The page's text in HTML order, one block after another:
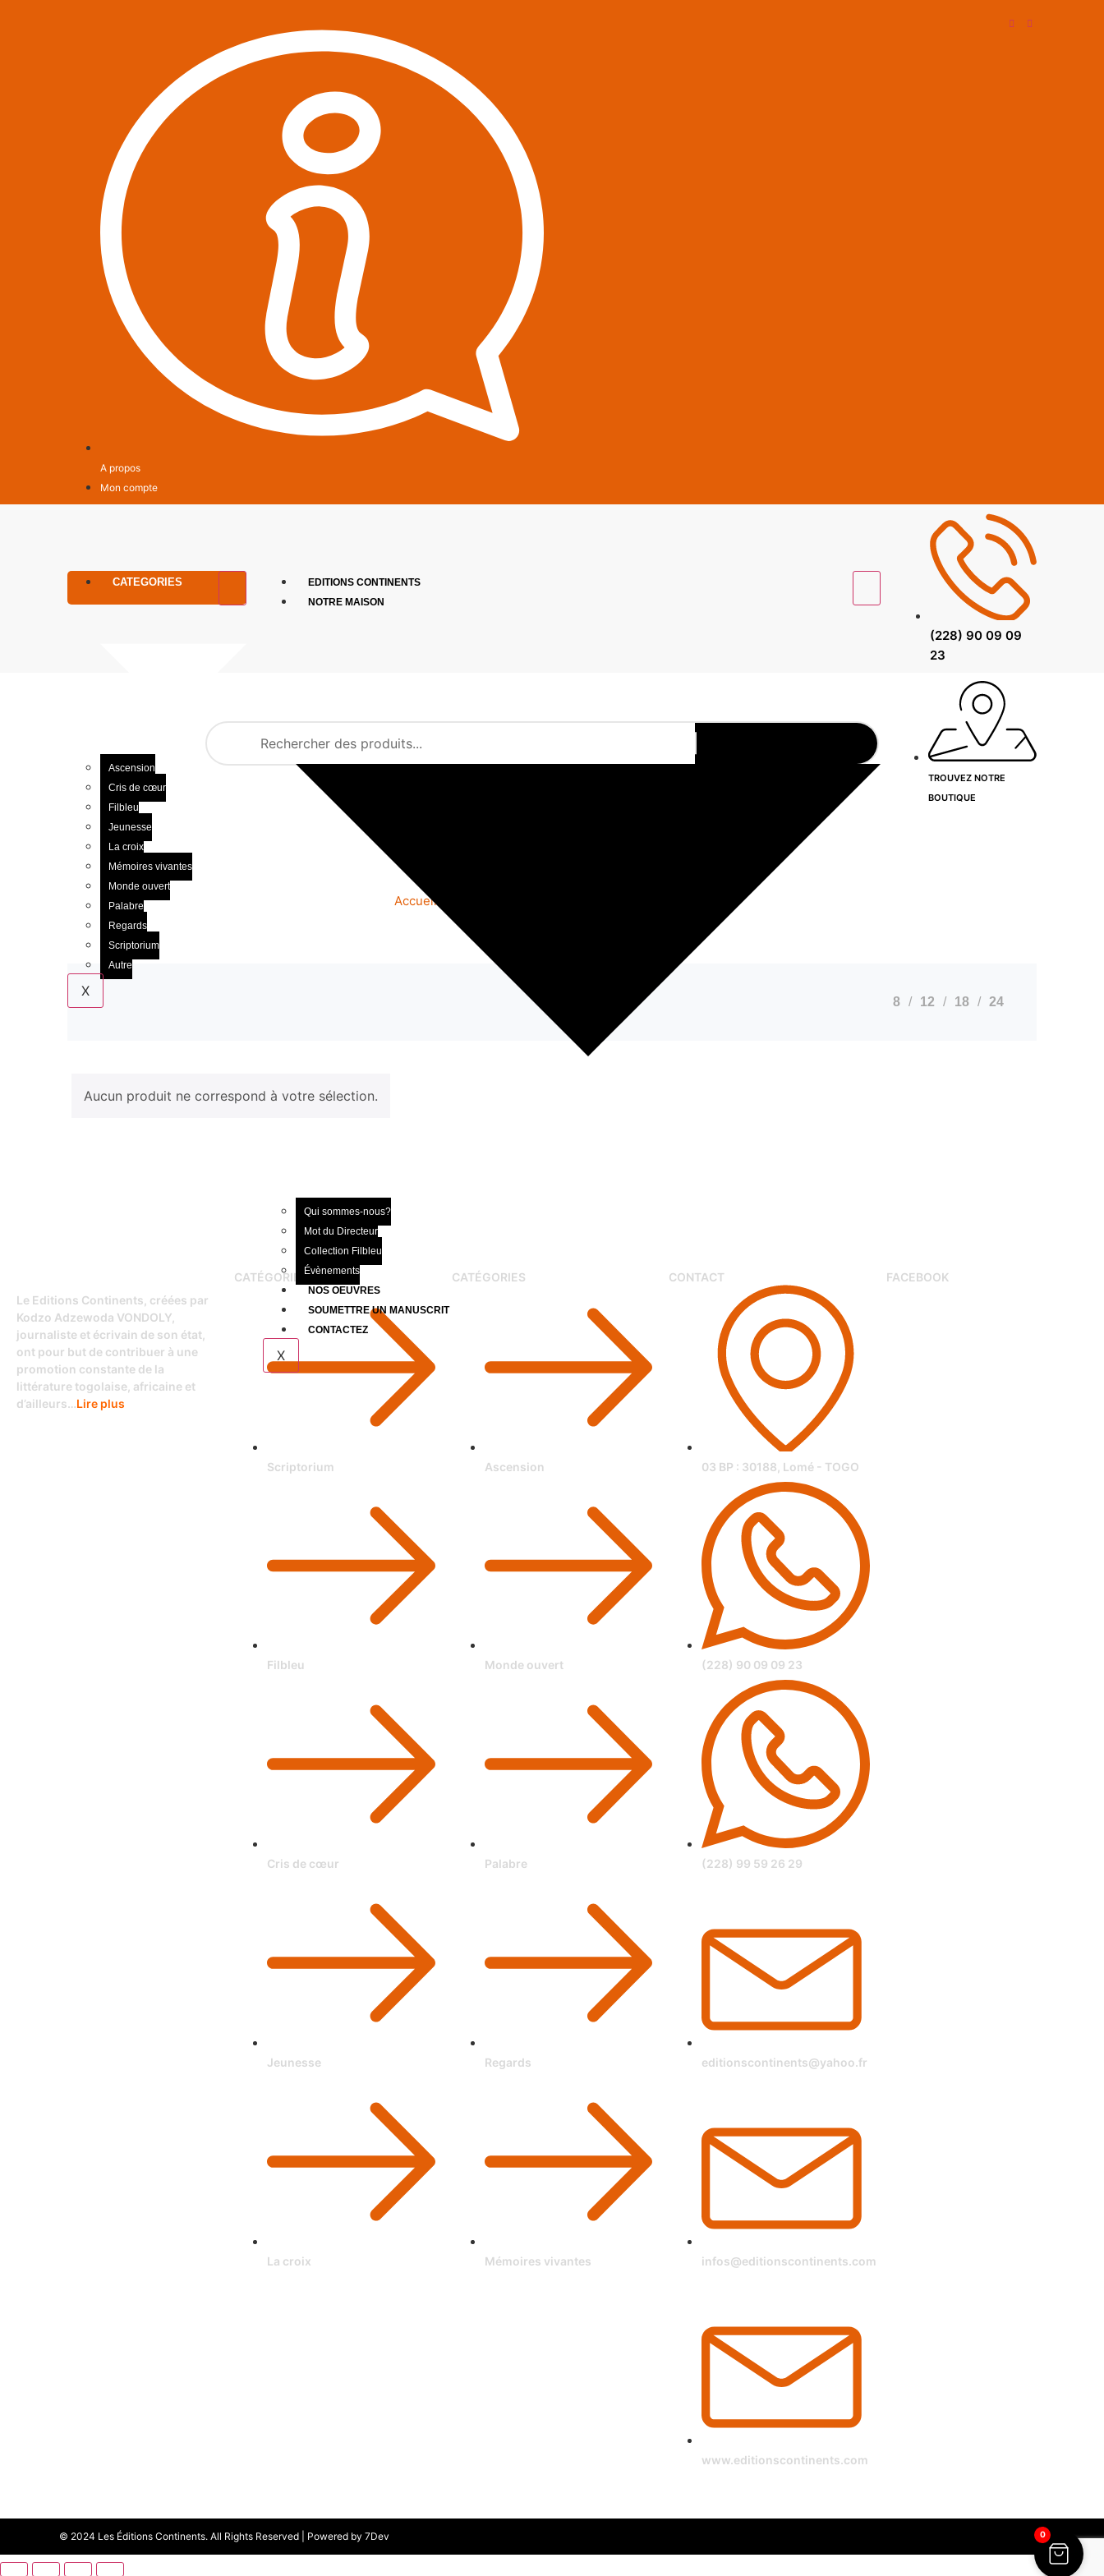
A propos
Mon compte
CATEGORIES
Ascension
Cris de cœur
Filbleu
Jeunesse
La croix
Mémoires vivantes
Monde ouvert
Palabre
Regards
Scriptorium
Autre
X
EDITIONS CONTINENTS
NOTRE MAISON
Qui sommes-nous?
Mot du Directeur
Collection Filbleu
Évènements
NOS OEUVRES
SOUMETTRE UN MANUSCRIT
CONTACTEZ
X
(228) 90 09 09
23
TROUVEZ NOTRE
BOUTIQUE
CATÉGORIE LIVRES
Accueil
8 12 18 24
Aucun produit ne correspond à votre sélection.
Le Editions Continents, créées par
Kodzo Adzewoda VONDOLY,
journaliste et écrivain de son état,
ont pour but de contribuer à une
promotion constante de la
littérature togolaise, africaine et
d’ailleurs…Lire plus
CATÉGORIES
Scriptorium
Filbleu
Cris de cœur
Jeunesse
La croix
CATÉGORIES
Ascension
Monde ouvert
Palabre
Regards
Mémoires vivantes
CONTACT
03 BP : 30188, Lomé - TOGO
(228) 90 09 09 23
(228) 99 59 26 29
editionscontinents@yahoo.fr
infos@editionscontinents.com
www.editionscontinents.com
FACEBOOK
© 2024 Les Éditions Continents. All Rights Reserved | Powered by 7Dev 0